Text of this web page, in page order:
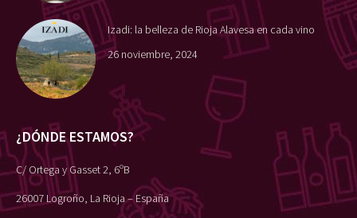
Izadi: la belleza de Rioja Alavesa en cada vino
26 noviembre, 2024
¿DÓNDE ESTAMOS?
C/ Ortega y Gasset 2, 6ºB
26007 Logroño, La Rioja – España